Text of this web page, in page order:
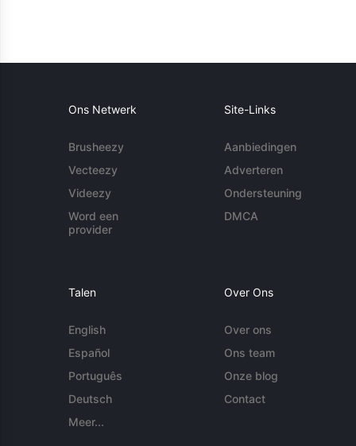
Ons Netwerk
Brusheezy
Vecteezy
Videezy
Word een
provider
Site-Links
Aanbiedingen
Adverteren
Ondersteuning
DMCA
Talen
English
Español
Português
Deutsch
Meer...
Over Ons
Over ons
Ons team
Onze blog
Contact